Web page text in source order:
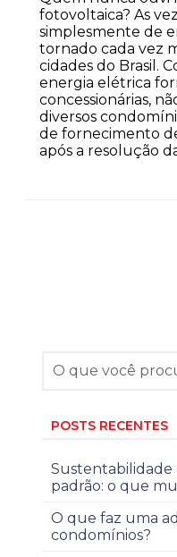
fotovoltaica? As
simplesmente de
tornado cada vez
cidades do Brasil.
energia elétrica
concessionárias,
diversos
de fornecimento
após a resolução
POSTS RECENTES
padrão: o que
O que faz uma
condomínios?